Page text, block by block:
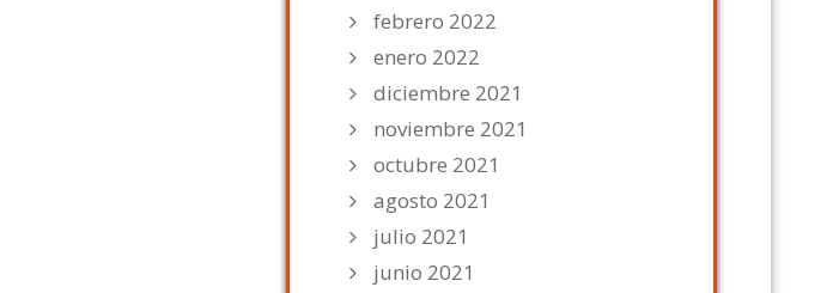
febrero 2022
enero 2022
diciembre 2021
noviembre 2021
octubre 2021
agosto 2021
julio 2021
junio 2021